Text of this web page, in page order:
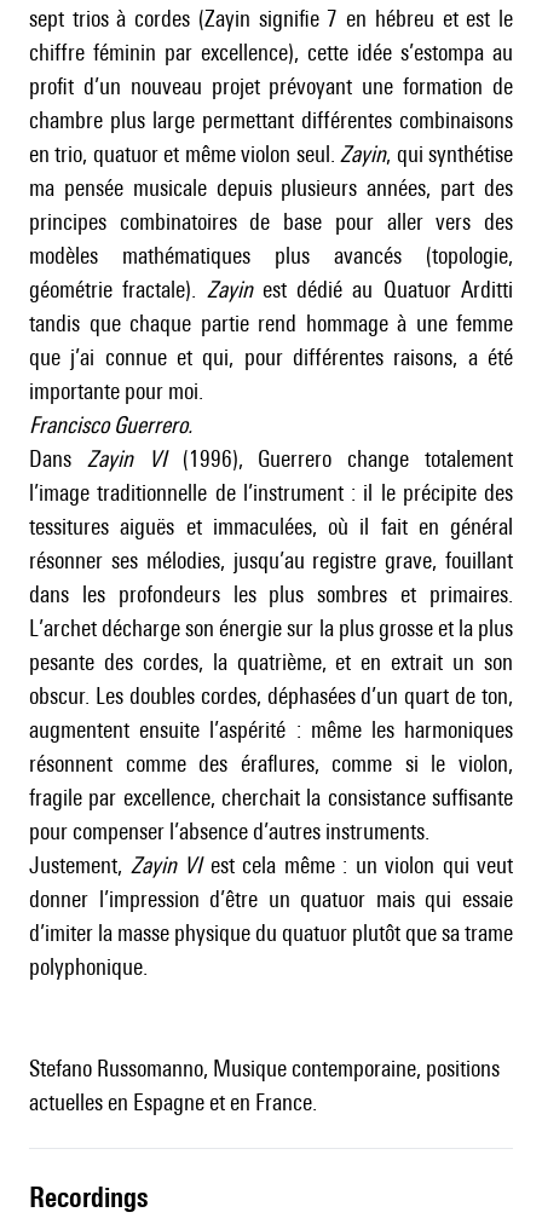
sept trios à cordes (Zayin signifie 7 en hébreu et est le
chiffre féminin par excellence), cette idée s’estompa au
profit d’un nouveau projet prévoyant une formation de
chambre plus large permettant différentes combinaisons
en trio, quatuor et même violon seul. Zayin, qui synthétise
ma pensée musicale depuis plusieurs années, part des
principes combinatoires de base pour aller vers des
modèles mathématiques plus avancés (topologie,
géométrie fractale). Zayinest dédié au Quatuor Arditti
tandis que chaque partie rend hommage à une femme
que j’ai connue et qui, pour différentes raisons, a été
importante pour moi.
Francisco Guerrero.
Dans Zayin VI(1996), Guerrero change totalement
l’image traditionnelle de l’instrument : il le précipite des
tessitures aiguës et immaculées, où il fait en général
résonner ses mélodies, jusqu’au registre grave, fouillant
dans les profondeurs les plus sombres et primaires.
L’archet décharge son énergie sur la plus grosse et la plus
pesante des cordes, la quatrième, et en extrait un son
obscur. Les doubles cordes, déphasées d’un quart de ton,
augmentent ensuite l’aspérité : même les harmoniques
résonnent comme des éraflures, comme si le violon,
fragile par excellence, cherchait la consistance suffisante
pour compenser l’absence d’autres instruments.
Justement, Zayin VIest cela même : un violon qui veut
donner l’impression d’être un quatuor mais qui essaie
d’imiter la masse physique du quatuor plutôt que sa trame
polyphonique.
Stefano Russomanno, Musique contemporaine, positions
actuelles en Espagne et en France.
recordings